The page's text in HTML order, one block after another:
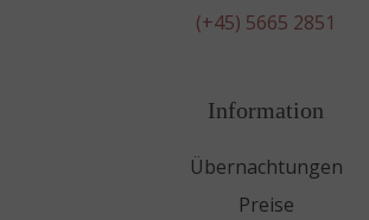
(+45) 5665 2851
Information
Übernachtungen
Preise